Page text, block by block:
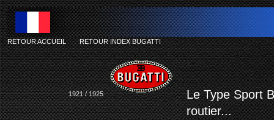
RETOUR ACCUEIL-RETOUR INDEX BUGATTI
1921 / 1925
Le Type Sport
routier...